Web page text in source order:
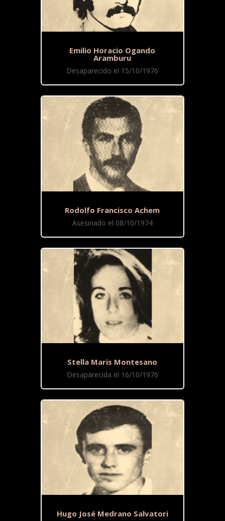
Emilio Horacio Ogando
Aramburu
Desaparecido el 15/10/1976
Rodolfo Francisco Achem
Asesinado el 08/10/1974
Stella Maris Montesano
Desaparecida el 16/10/1976
Hugo José Medrano Salvatori